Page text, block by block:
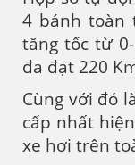
4 bánh toàn
tăng tốc từ
đa đạt 220
Cùng với đó
cấp nhất
xe hơi trên